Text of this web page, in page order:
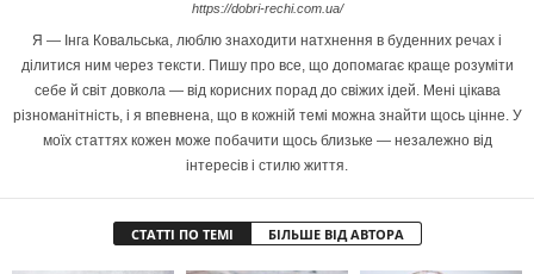
https://dobri-rechi.com.ua/
Я — Інга Ковальська, люблю знаходити натхнення в буденних речах і
ділитися ним через тексти. Пишу про все, що допомагає краще розуміти
себе й світ довкола — від корисних порад до свіжих ідей. Мені цікава
різноманітність, і я впевнена, що в кожній темі можна знайти щось цінне. У
моїх статтях кожен може побачити щось близьке — незалежно від
інтересів і стилю життя.
СТАТТІ ПО ТЕМІ БІЛЬШЕ ВІД АВТОРА